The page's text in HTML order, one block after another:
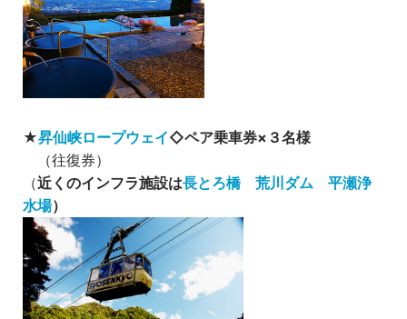
★昇仙峡ロープウェイ◇ペア乗車券×３名様
（往復券）
（近くのインフラ施設は長とろ橋 荒川ダム
平瀬浄
水場）